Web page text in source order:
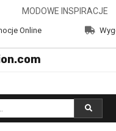
MODOWE INSPIRACJE
Online